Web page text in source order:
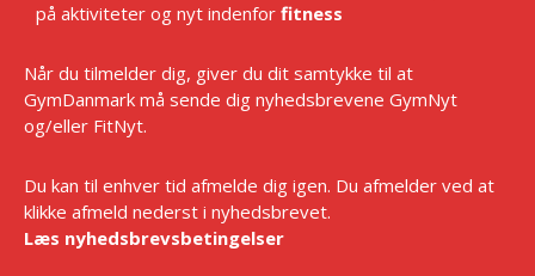
på aktiviteter og nyt indenfor fitness
Når du tilmelder dig, giver du dit samtykke til at
GymDanmark må sende dig nyhedsbrevene GymNyt
og/eller FitNyt.
Du kan til enhver tid afmelde dig igen. Du afmelder ved at
klikke afmeld nederst i nyhedsbrevet.
Læs nyhedsbrevsbetingelser